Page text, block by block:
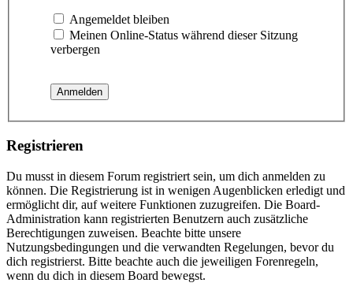
Angemeldet bleiben
Meinen Online-Status während dieser Sitzung
verbergen
Registrieren
Du musst in diesem Forum registriert sein, um dich anmelden zu
können. Die Registrierung ist in wenigen Augenblicken erledigt und
ermöglicht dir, auf weitere Funktionen zuzugreifen. Die Board-
Administration kann registrierten Benutzern auch zusätzliche
Berechtigungen zuweisen. Beachte bitte unsere
Nutzungsbedingungen und die verwandten Regelungen, bevor du
dich registrierst. Bitte beachte auch die jeweiligen Forenregeln,
wenn du dich in diesem Board bewegst.